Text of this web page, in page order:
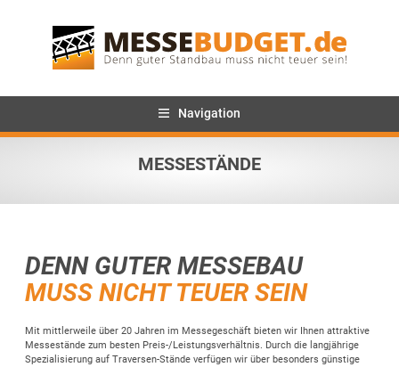
Navigation
MESSESTÄNDE
DENN GUTER MESSEBAU
MUSS NICHT TEUER SEIN
Mit mittlerweile über 20 Jahren im Messegeschäft bieten wir Ihnen attraktive
Messestände zum besten Preis-/Leistungsverhältnis. Durch die langjährige
Spezialisierung auf Traversen-Stände verfügen wir über besonders günstige